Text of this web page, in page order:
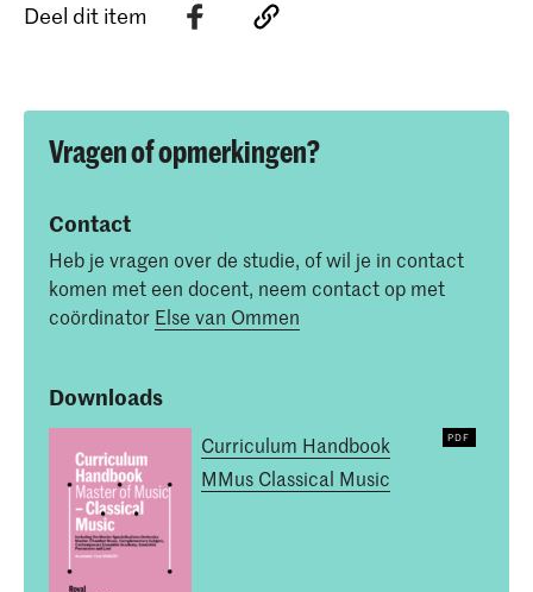
Deel dit item
Vragen of opmerkingen?
Contact
Heb je vragen over de studie, of wil je in contact
komen met een docent, neem contact op met
coördinator Else van Ommen
Downloads
Curriculum Handbook
MMus Classical Music